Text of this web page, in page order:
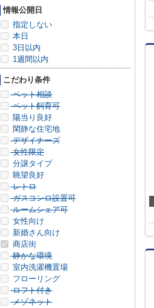
情報公開日
指定しない
本日
3日以内
1週間以内
こだわり条件
ペット相談
ペット飼育可
陽当り良好
閑静な住宅地
デザイナーズ
女性限定
分譲タイプ
眺望良好
レトロ
ガスコンロ設置可
ルームシェア可
女性向け
新婚さん向け
商店街
静かな環境
室内洗濯機置場
フローリング
ロフト付き
メゾネット